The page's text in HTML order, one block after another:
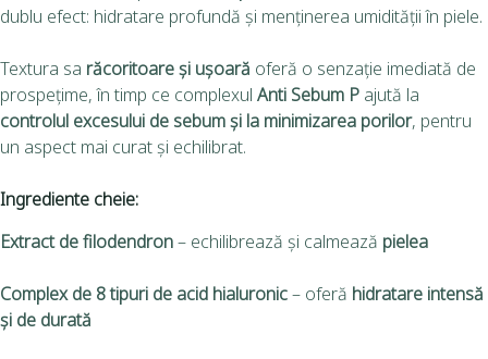
dublu efect: hidratare profundă și menținerea umidității în piele.
Textura sa răcoritoare și ușoară oferă o senzație imediată de
prospețime, în timp ce complexul Anti Sebum P ajută la
controlul excesului de sebum și la minimizarea porilor, pentru
un aspect mai curat și echilibrat.
Ingrediente cheie:
Extract de filodendron– echilibrează și calmează pielea
Complex de 8 tipuri de acid hialuronic– oferă hidratare intensă
și de durată